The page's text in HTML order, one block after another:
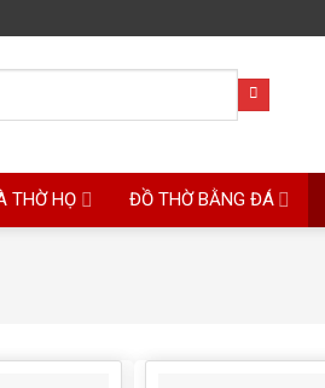
THỜ HỌ ĐỒ THỜ BẰNG ĐÁ